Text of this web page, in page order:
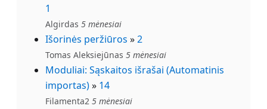
1
Algirdas 5 mėnesiai
Išorinės peržiūros »2
Tomas Aleksiejūnas 5 mėnesiai
Moduliai: Sąskaitos išrašai (Automatinis
importas)» 14
Filamenta2 5 mėnesiai